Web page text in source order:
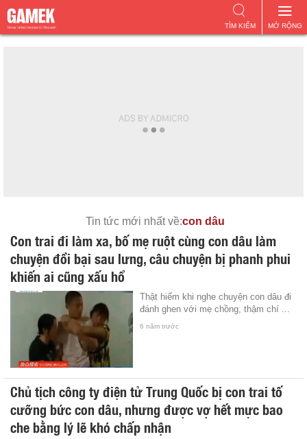
MỞ RỘNG
TÌM KIẾM
Tin tức mới nhất về:con dâu
Con trai đi làm xa, bố mẹ ruột cùng con dâu làm
chuyện đồi bại sau lưng, câu chuyện bị phanh phui
khiến ai cũng xấu hổ
Thật hiếm khi nghe chuyện con dâu đi
đánh ghen với mẹ chồng, thậm chí ...
6 năm trước
Chủ tịch công ty điện tử Trung Quốc bị con trai tố
cưỡng bức con dâu, nhưng được vợ hết mực bao
che bằng lý lẽ khó chấp nhận